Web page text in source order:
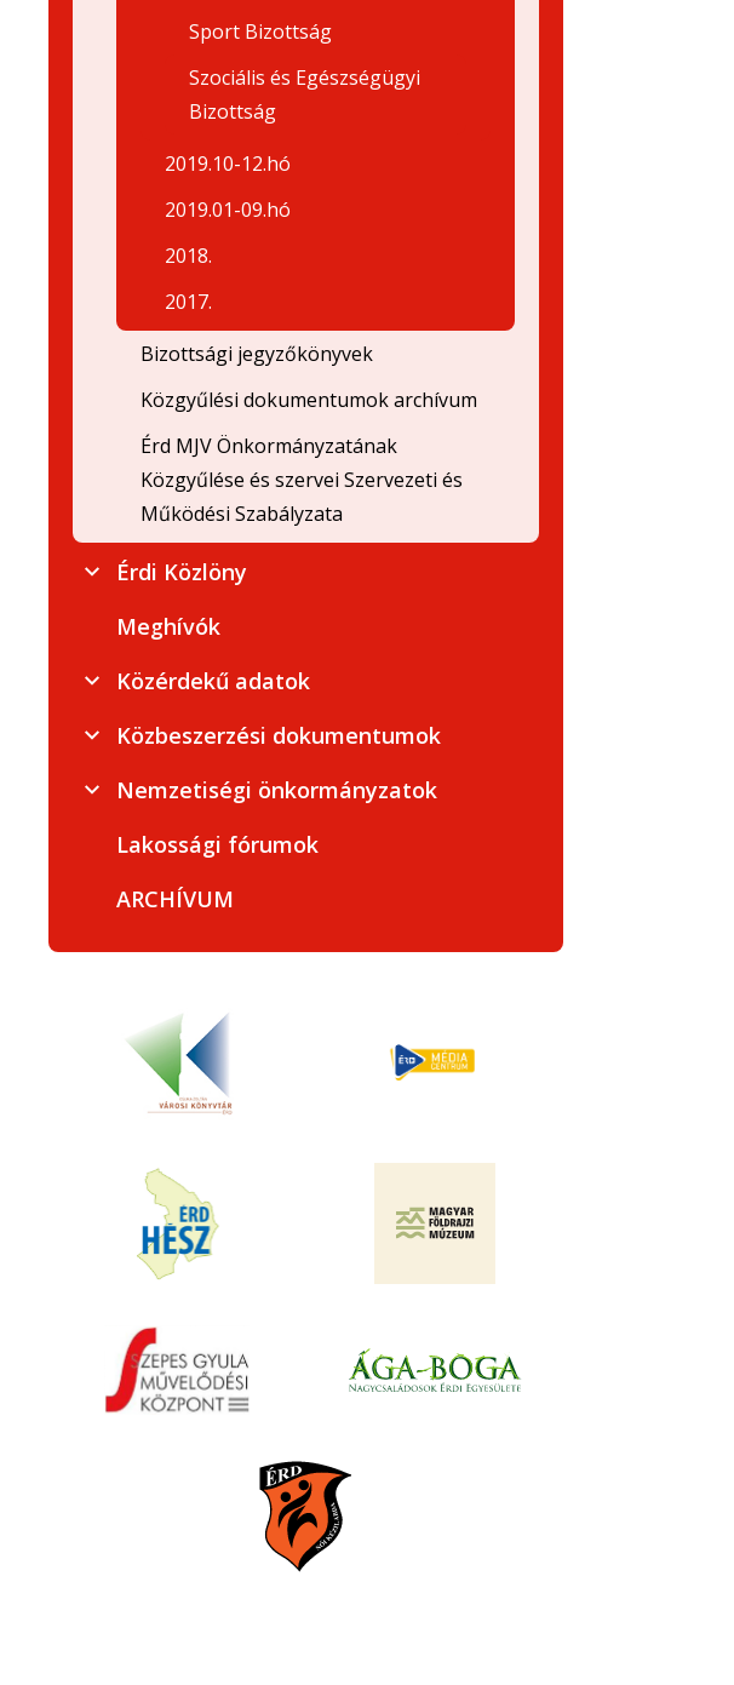
Sport Bizottság
Szociális és Egészségügyi
Bizottság
2019.10-12.hó
2019.01-09.hó
2018.
2017.
Bizottsági jegyzőkönyvek
Közgyűlési dokumentumok archívum
Érd MJV Önkormányzatának
Közgyűlése és szervei Szervezeti és
Működési Szabályzata
Érdi Közlöny
Meghívók
Közérdekű adatok
Közbeszerzési dokumentumok
Nemzetiségi önkormányzatok
Lakossági fórumok
ARCHÍVUM